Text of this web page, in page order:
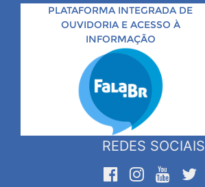
PLATAFORMA INTEGRADA DE
OUVIDORIA E ACESSO À
INFORMAÇÃO
REDES SOCIAIS